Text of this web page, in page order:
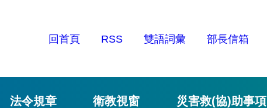
回首頁 RSS 雙語詞彙 部長信箱
法令規章 衛教視窗 災害救(協)助事項